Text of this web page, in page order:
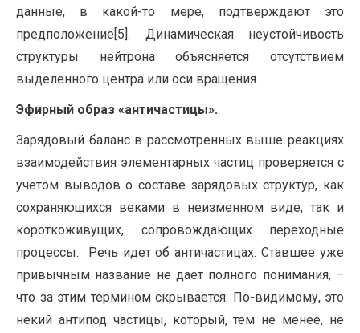
данные, в какой-то мере, подтверждают это
предположение[5]. Динамическая неустойчивость
структуры нейтрона объясняется отсутствием
выделенного центра или оси вращения.
Эфирный образ «античастицы».
Зарядовый баланс в рассмотренных выше реакциях
взаимодействия элементарных частиц проверяется с
учетом выводов о составе зарядовых структур, как
сохраняющихся веками в неизменном виде, так и
короткоживущих, сопровождающих переходные
процессы. Речь идет об античастицах. Ставшее уже
привычным название не дает полного понимания, –
что за этим термином скрывается. По-видимому, это
некий антипод частицы, который, тем не менее, не